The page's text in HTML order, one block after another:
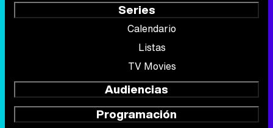
Series
Calendario
Listas
TV Movies
Audiencias
Programación